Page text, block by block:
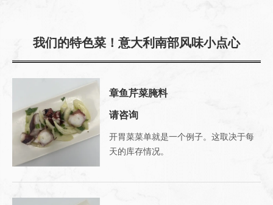
我们的特色菜！意大利南部风味小点心
章鱼芹菜腌料
请咨询
开胃菜菜单就是一个例子。这取决于每
天的库存情况。